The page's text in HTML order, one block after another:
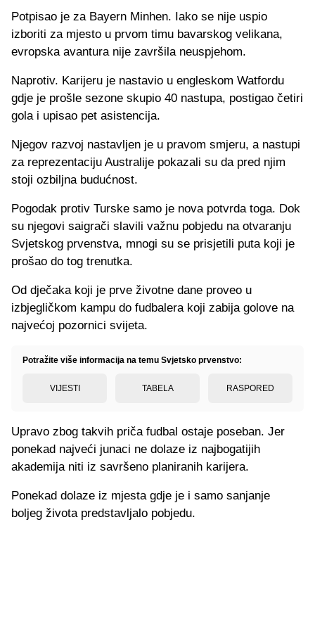
Potpisao je za Bayern Minhen. Iako se nije uspio
izboriti za mjesto u prvom timu bavarskog velikana,
evropska avantura nije završila neuspjehom.
Naprotiv. Karijeru je nastavio u engleskom Watfordu
gdje je prošle sezone skupio 40 nastupa, postigao četiri
gola i upisao pet asistencija.
Njegov razvoj nastavljen je u pravom smjeru, a nastupi
za reprezentaciju Australije pokazali su da pred njim
stoji ozbiljna budućnost.
Pogodak protiv Turske samo je nova potvrda toga. Dok
su njegovi saigrači slavili važnu pobjedu na otvaranju
Svjetskog prvenstva, mnogi su se prisjetili puta koji je
prošao do tog trenutka.
Od dječaka koji je prve životne dane proveo u
izbjegličkom kampu do fudbalera koji zabija golove na
najvećoj pozornici svijeta.
Potražite više informacija na temu Svjetsko prvenstvo:
VIJESTI TABELA RASPORED
Upravo zbog takvih priča fudbal ostaje poseban. Jer
ponekad najveći junaci ne dolaze iz najbogatijih
akademija niti iz savršeno planiranih karijera.
Ponekad dolaze iz mjesta gdje je i samo sanjanje
boljeg života predstavljalo pobjedu.